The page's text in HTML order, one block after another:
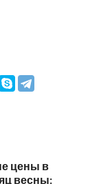
цены в
весны: